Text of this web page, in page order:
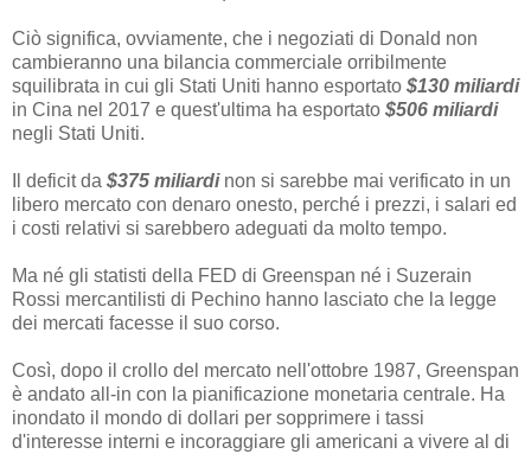
Ciò significa, ovviamente, che i negoziati di Donald non
cambieranno una bilancia commerciale orribilmente
squilibrata in cui gli Stati Uniti hanno esportato $130 miliardi
in Cina nel 2017 e quest'ultima ha esportato $506 miliardi
negli Stati Uniti.
Il deficit da $375 miliardinon si sarebbe mai verificato in un
libero mercato con denaro onesto, perché i prezzi, i salari ed
i costi relativi si sarebbero adeguati da molto tempo.
Ma né gli statisti della FED di Greenspan né i Suzerain
Rossi mercantilisti di Pechino hanno lasciato che la legge
dei mercati facesse il suo corso.
Così, dopo il crollo del mercato nell'ottobre 1987, Greenspan
è andato all-in con la pianificazione monetaria centrale. Ha
inondato il mondo di dollari per sopprimere i tassi
d'interesse interni e incoraggiare gli americani a vivere al di